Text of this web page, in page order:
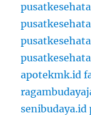
apotekmk.id
senibudaya.id